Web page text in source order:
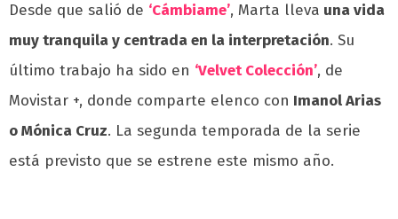
Desde que salió de ‘Cámbiame’, Marta lleva una vida
muy tranquila y centrada en la interpretación. Su
último trabajo ha sido en ‘Velvet Colección’, de
Movistar +, donde comparte elenco con Imanol Arias
o Mónica Cruz. La segunda temporada de la serie
está previsto que se estrene este mismo año.